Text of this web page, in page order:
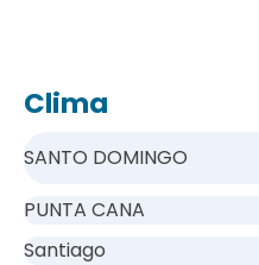
Clima
SANTO DOMINGO
PUNTA CANA
Santiago